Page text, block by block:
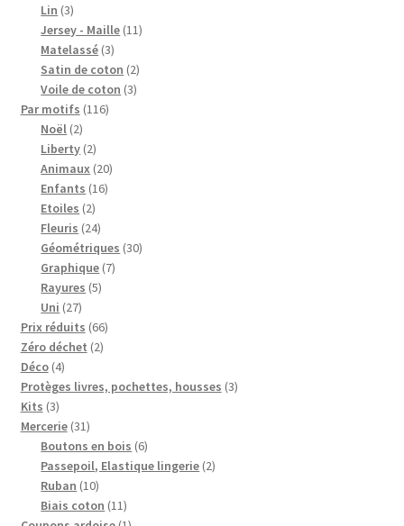
Lin 33
produits
Jersey - Maille 1111
Matelassé 33
produits
Satin de coton 22
produits
Voile de coton 33
Par motifs 116116
Noël 22
produits
Liberty 22
produits
Animaux 2020
Enfants 1616
Etoiles 22
produits
Fleuris 2424
produits
Géométriques 3030
Graphique 77
Rayures 55
Uni 2727
produits
Prix réduits 6666
Zéro déchet 22
Déco 44
produits
Protèges livres, pochettes, housses 33
Kits 33
produits
Mercerie 3131
produits
Boutons en bois 66
produits
Passepoil, Elastique lingerie 22
Ruban 1010
produits
Biais coton 1111